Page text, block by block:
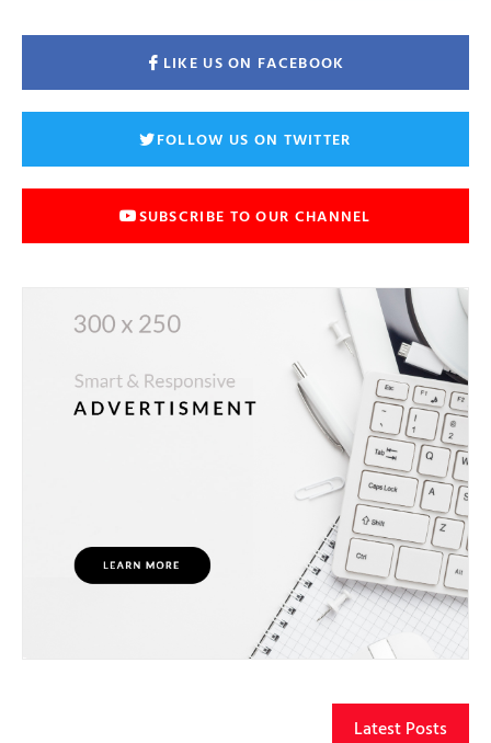
LIKE US ON FACEBOOK
FOLLOW US ON TWITTER
SUBSCRIBE TO OUR CHANNEL
Latest Posts